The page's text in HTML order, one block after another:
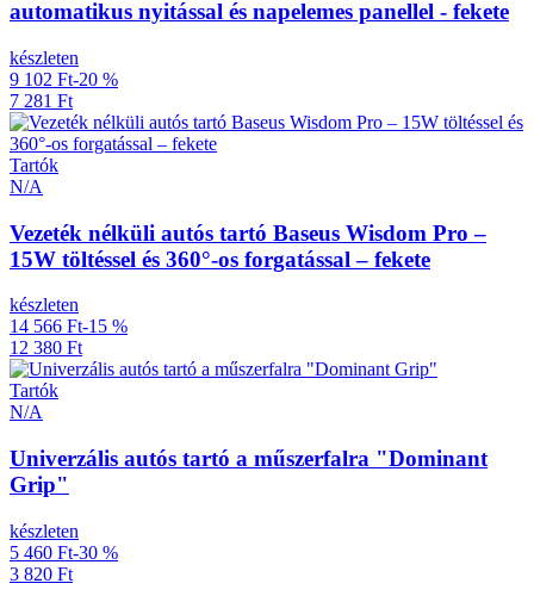
automatikus nyitással és napelemes panellel - fekete
készleten
9 102 Ft-20 %
7 281 Ft
Tartók
N/A
Vezeték nélküli autós tartó Baseus Wisdom Pro –
15W töltéssel és 360°-os forgatással – fekete
készleten
14 566 Ft-15 %
12 380 Ft
Tartók
N/A
Univerzális autós tartó a műszerfalra "Dominant
Grip"
készleten
5 460 Ft-30 %
3 820 Ft